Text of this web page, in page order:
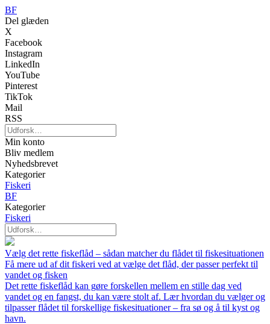
BF
Del glæden
X
Facebook
Instagram
LinkedIn
YouTube
Pinterest
TikTok
Mail
RSS
Min konto
Bliv medlem
Nyhedsbrevet
Kategorier
Fiskeri
BF
Kategorier
Fiskeri
Vælg det rette fiskeflåd – sådan matcher du flådet til fiskesituationen
Få mere ud af dit fiskeri ved at vælge det flåd, der passer perfekt til
vandet og fisken
Det rette fiskeflåd kan gøre forskellen mellem en stille dag ved
vandet og en fangst, du kan være stolt af. Lær hvordan du vælger og
tilpasser flådet til forskellige fiskesituationer – fra sø og å til kyst og
havn.